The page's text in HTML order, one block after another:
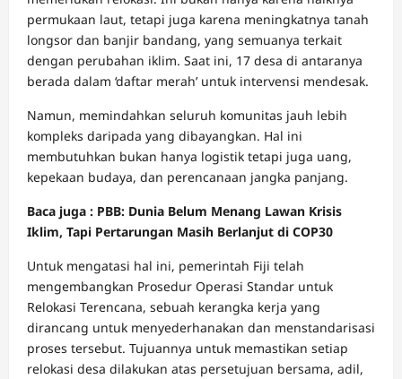
permukaan laut, tetapi juga karena meningkatnya tanah
longsor dan banjir bandang, yang semuanya terkait
dengan perubahan iklim. Saat ini, 17 desa di antaranya
berada dalam ‘daftar merah’ untuk intervensi mendesak.
Namun, memindahkan seluruh komunitas jauh lebih
kompleks daripada yang dibayangkan. Hal ini
membutuhkan bukan hanya logistik tetapi juga uang,
kepekaan budaya, dan perencanaan jangka panjang.
Baca juga : PBB: Dunia Belum Menang Lawan Krisis
Iklim, Tapi Pertarungan Masih Berlanjut di COP30
Untuk mengatasi hal ini, pemerintah Fiji telah
mengembangkan Prosedur Operasi Standar untuk
Relokasi Terencana, sebuah kerangka kerja yang
dirancang untuk menyederhanakan dan menstandarisasi
proses tersebut. Tujuannya untuk memastikan setiap
relokasi desa dilakukan atas persetujuan bersama, adil,